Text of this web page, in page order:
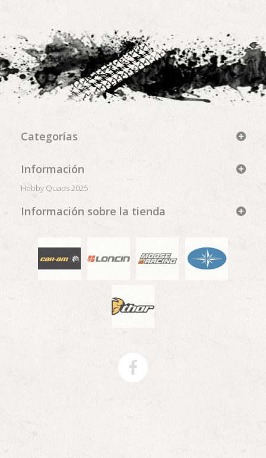
Categorías
Información
Hobby Quads 2025
Información sobre la tienda